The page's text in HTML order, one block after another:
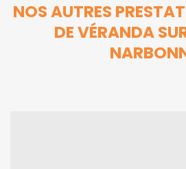
NOS AUTRES
DE VÉRANDA